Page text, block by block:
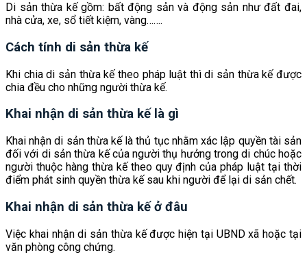
Di sản thừa kế gồm: bất động sản và động sản như đất đai,
nhà cửa, xe, sổ tiết kiệm, vàng…….
Cách tính di sản thừa kế
Khi chia di sản thừa kế theo pháp luật thì di sản thừa kế được
chia đều cho những người thừa kế.
Khai nhận di sản thừa kế là gì
Khai nhận di sản thừa kế là thủ tục nhằm xác lập quyền tài sản
đối với di sản thừa kế của người thụ hưởng trong di chúc hoặc
người thuộc hàng thừa kế theo quy định của pháp luật tại thời
điểm phát sinh quyền thừa kế sau khi người để lại di sản chết.
Khai nhận di sản thừa kế ở đâu
Việc khai nhận di sản thừa kế được hiện tại UBND xã hoặc tại
văn phòng công chứng.